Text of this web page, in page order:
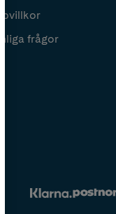
frågor